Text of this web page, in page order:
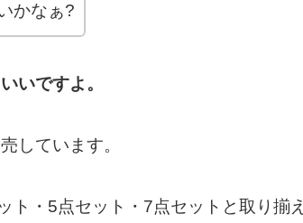
かなぁ?
いですよ。
しています。
ト・5点セット・7点セットと取り揃え